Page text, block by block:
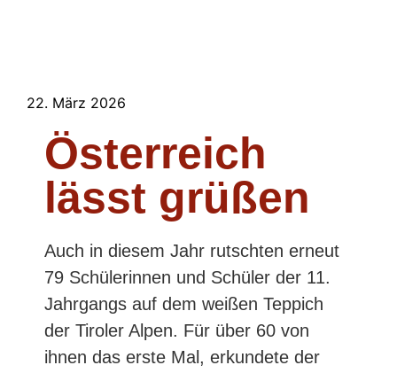
22. März 2026
Österreich
lässt grüßen
Auch in diesem Jahr rutschten erneut
79 Schülerinnen und Schüler der 11.
Jahrgangs auf dem weißen Teppich
der Tiroler Alpen. Für über 60 von
ihnen das erste Mal, erkundete der